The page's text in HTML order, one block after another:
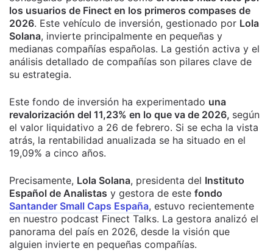
los usuarios de Finect en los primeros compases de
2026. Este vehículo de inversión, gestionado por Lola
Solana, invierte principalmente en pequeñas y
medianas compañías españolas. La gestión activa y el
análisis detallado de compañías son pilares clave de
su estrategia.
Este fondo de inversión ha experimentado una
revalorización del 11,23% en lo que va de 2026, según
el valor liquidativo a 26 de febrero. Si se echa la vista
atrás, la rentabilidad anualizada se ha situado en el
19,09% a cinco años.
Precisamente, Lola Solana, presidenta del Instituto
Español de Analistas y gestora de este fondo
Santander Small Caps España, estuvo recientemente
en nuestro podcast Finect Talks. La gestora analizó el
panorama del país en 2026, desde la visión que
alguien invierte en pequeñas compañías.